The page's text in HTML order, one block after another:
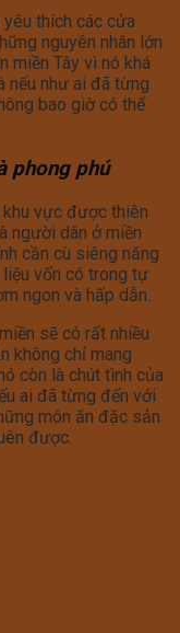
yêu thích các cửa
nguyên nhân lớn
miền Tây vì nó khá
nếu như ai đã từng
bao giờ có thể
phong phú
vực được thiên
người dân ở miền
cần cù siêng năng
vốn có trong tự
ngon và hấp dẫn.
sẽ có rất nhiều
không chỉ mang
còn là chút tình của
ai đã từng đến với
món ăn đặc sản
được.